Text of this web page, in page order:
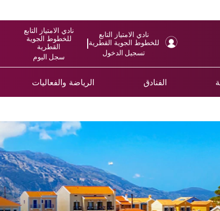
نادي الامتياز التابع
للخطوط الجوية القطرية
تسجيل الدخول
نادي الامتياز التابع
للخطوط الجوية
القطرية
سجل اليوم
الفنادق الرياضة والفعاليات